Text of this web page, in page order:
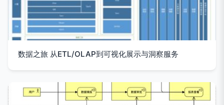
数据之旅 从ETL/OLAP到可视化展示与洞察服务